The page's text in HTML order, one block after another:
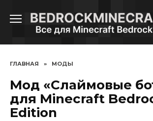
содержанию
ГЛАВНАЯ » МОДЫ
Мод «Слаймовые
для Minecraft
Edition